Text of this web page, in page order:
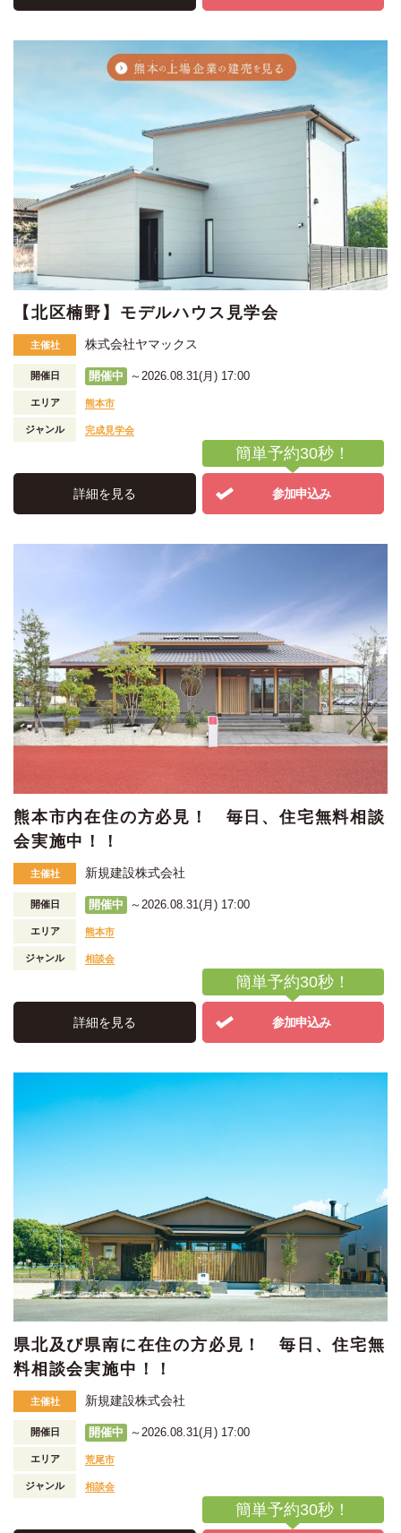
【北区楠野】モデルハウス見学会
主催社 株式会社ヤマックス
開催日 開催中 ～2026.08.31(月) 17:00
エリア 熊本市
ジャンル 完成見学会
詳細を見る 参加申込み
簡単予約30秒！
熊本市内在住の方必見！ 毎日、住宅無料相談
会実施中！！
主催社 新規建設株式会社
開催日 開催中 ～2026.08.31(月) 17:00
エリア 熊本市
ジャンル 相談会
詳細を見る 参加申込み
簡単予約30秒！
県北及び県南に在住の方必見！ 毎日、住宅無
料相談会実施中！！
主催社 新規建設株式会社
開催日 開催中 ～2026.08.31(月) 17:00
エリア 荒尾市
ジャンル 相談会
簡単予約30秒！